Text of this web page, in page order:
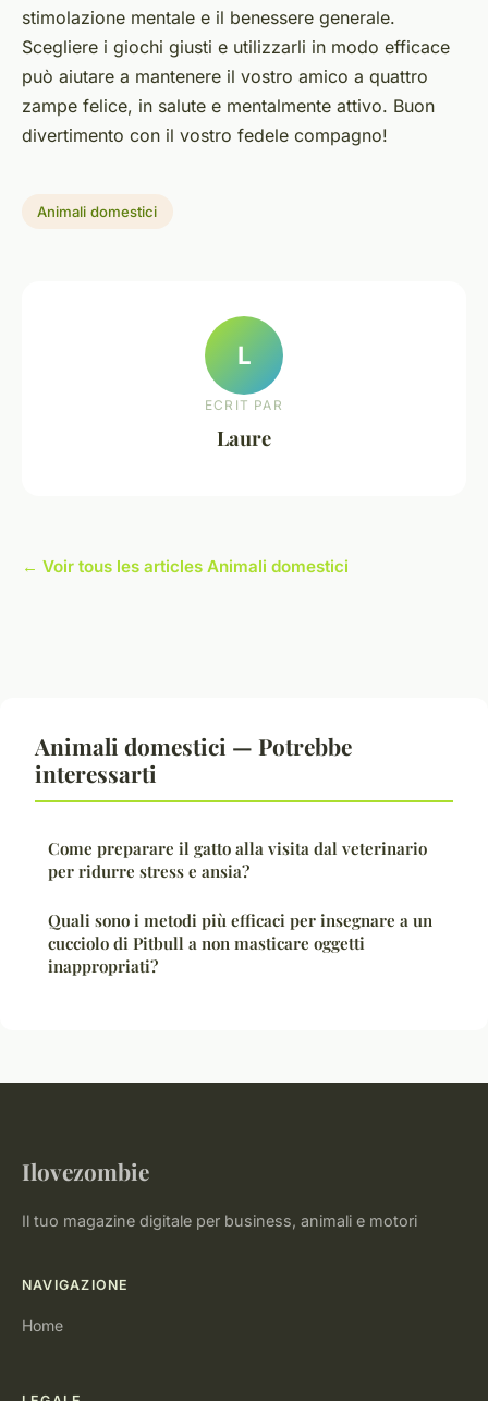
stimolazione mentale e il benessere generale.
Scegliere i giochi giusti e utilizzarli in modo efficace
può aiutare a mantenere il vostro amico a quattro
zampe felice, in salute e mentalmente attivo. Buon
divertimento con il vostro fedele compagno!
Animali domestici
L
ECRIT PAR
Laure
← Voir tous les articles Animali domestici
Animali domestici — Potrebbe
interessarti
Come preparare il gatto alla visita dal veterinario
per ridurre stress e ansia?
Quali sono i metodi più efficaci per insegnare a un
cucciolo di Pitbull a non masticare oggetti
inappropriati?
Ilovezombie
Il tuo magazine digitale per business, animali e motori
NAVIGAZIONE
Home